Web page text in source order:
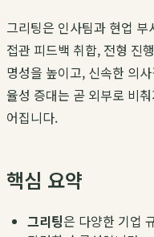
그리팅은 인사팀과 현업
접관 피드백 취합, 전형 진
명성을 높이고, 신속한 의
율성 증대는 곧 외부로 비
어집니다.
핵심 요약
그리팅은 다양한 기업